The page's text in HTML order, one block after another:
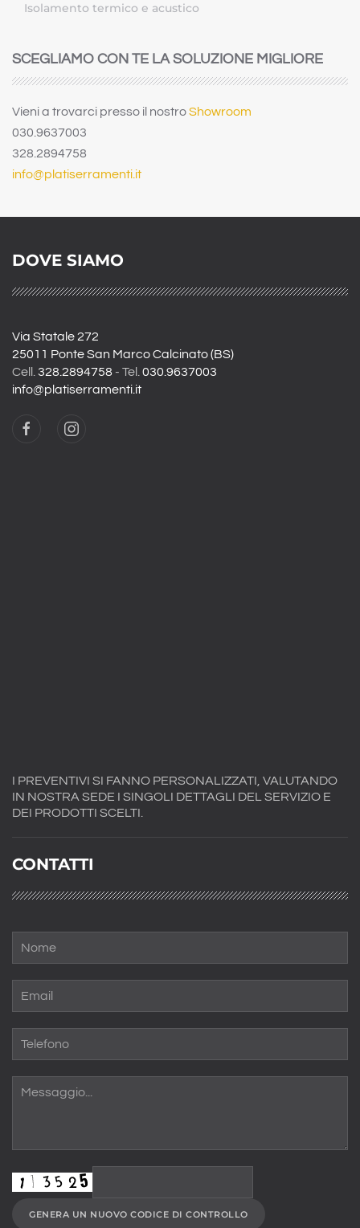
Isolamento termico e acustico
SCEGLIAMO CON TE LA SOLUZIONE MIGLIORE
Vieni a trovarci presso il nostroShowroom
030.9637003
328.2894758
info@platiserramenti.it
DOVE SIAMO
Via Statale 272
25011 Ponte San Marco Calcinato (BS)
Cell.328.2894758 - Tel.030.9637003
info@platiserramenti.it
I PREVENTIVI SI FANNO PERSONALIZZATI, VALUTANDO
IN NOSTRA SEDE I SINGOLI DETTAGLI DEL SERVIZIO E
DEI PRODOTTI SCELTI.
CONTATTI
GENERA UN NUOVO CODICE DI CONTROLLO